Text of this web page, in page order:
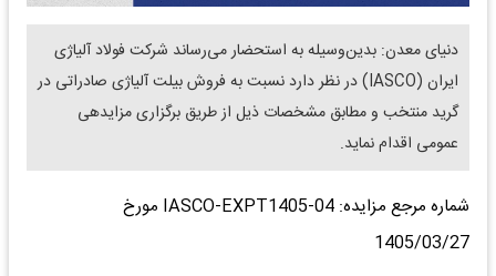
دنیای معدن: بدین‌وسیله به استحضار می‌رساند شرکت فولاد آلیاژی
ایران (IASCO) در نظر دارد نسبت به فروش بیلت آلیاژی صادراتی در
گرید منتخب و مطابق مشخصات ذیل از طریق برگزاری مزایده‎ی
عمومی اقدام نماید.
شماره مرجع مزایده: IASCO-EXPT1405-04 مورخ
1405/03/27